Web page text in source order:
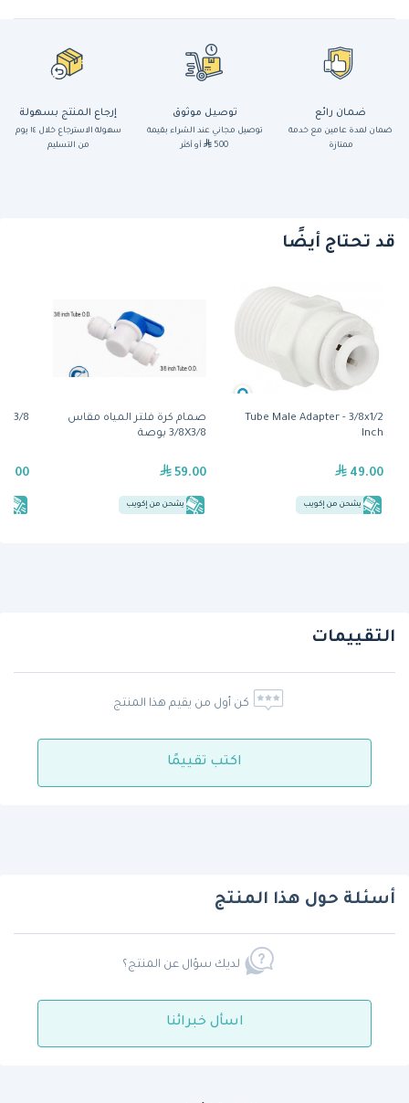
ضمان رائع
ضمان لمدة عامين مع خدمة
ممتازة
توصيل موثوق
توصيل مجاني عند الشراء بقيمة
500
أو أكثر
إرجاع المنتج بسهولة
سهولة الاسترجاع خلال ١٤ يوم
من التسليم
قد تحتاج أيضًا
Tube Male Adapter - 3/8x1/2
Inch
49.00
يشحن من إكويب
صمام كرة فلتر المياه مقاس
3/8X3/8 بوصة
59.00
يشحن من إكويب
8
التقييمات
كن أول من يقيم هذا المنتج
اكتب تقييمًا
أسئلة حول هذا المنتج
لديك سؤال عن المنتج؟
اسأل خبرائنا